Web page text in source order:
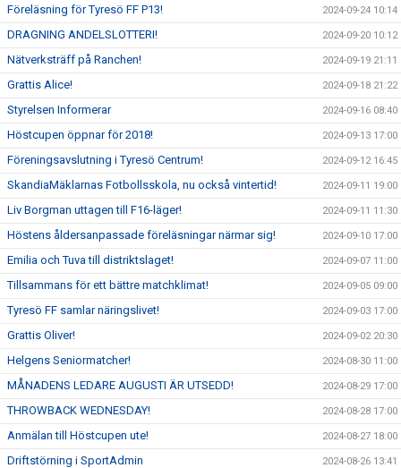
Föreläsning för Tyresö FF P13! 2024-09-24 10:14
DRAGNING ANDELSLOTTERI! 2024-09-20 10:12
Nätverksträff på Ranchen! 2024-09-19 21:11
Grattis Alice! 2024-09-18 21:22
Styrelsen Informerar 2024-09-16 08:40
Höstcupen öppnar för 2018! 2024-09-13 17:00
Föreningsavslutning i Tyresö Centrum! 2024-09-12 16:45
SkandiaMäklarnas Fotbollsskola, nu också vintertid! 2024-09-11 19:00
Liv Borgman uttagen till F16-läger! 2024-09-11 11:30
Höstens åldersanpassade föreläsningar närmar sig! 2024-09-10 17:00
Emilia och Tuva till distriktslaget! 2024-09-07 11:00
Tillsammans för ett bättre matchklimat! 2024-09-05 09:00
Tyresö FF samlar näringslivet! 2024-09-03 17:00
Grattis Oliver! 2024-09-02 20:30
Helgens Seniormatcher! 2024-08-30 11:00
MÅNADENS LEDARE AUGUSTI ÄR UTSEDD! 2024-08-29 17:00
THROWBACK WEDNESDAY! 2024-08-28 17:00
Anmälan till Höstcupen ute! 2024-08-27 18:00
Driftstörning i SportAdmin 2024-08-26 13:41